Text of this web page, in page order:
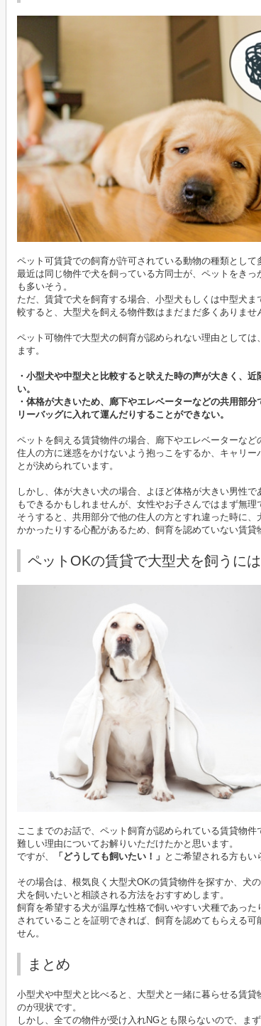
ペット可賃貸での飼育が許可されている動物の種類として
最近は同じ物件で犬を飼っている方同士が、ペットをきっ
も多いそう。
ただ、賃貸で犬を飼育する場合、小型犬もしくは中型犬ま
較すると、大型犬を飼える物件数はまだまだ多くありませ
ペット可物件で大型犬の飼育が認められない理由としては
ます。
・小型犬や中型犬と比較すると吠えた時の声が大きく、
い。
・体格が大きいため、廊下やエレベーターなどの共用部分
リーバッグに入れて運んだりすることができない。
ペットを飼える賃貸物件の場合、廊下やエレベーターなど
住人の方に迷惑をかけないよう抱っこをするか、キャリー
とが決められています。
しかし、体が大きい犬の場合、よほど体格が大きい男性で
もできるかもしれませんが、女性やお子さんではまず無理
そうすると、共用部分で他の住人の方とすれ違った時に、
かかったりする心配があるため、飼育を認めていない賃貸
ペットOKの賃貸で大型犬を飼うには
ここまでのお話で、ペット飼育が認められている賃貸物
難しい理由についてお解りいただけたかと思います。
ですが、
「どうしても飼いたい！」 とご希望される方もい
その場合は、根気良く大型犬OKの賃貸物件を探すか、犬
犬を飼いたいと相談される方法をおすすめします。
飼育を希望する犬が温厚な性格で飼いやすい犬種であった
されていることを証明できれば、飼育を認めてもらえる可
せん。
まとめ
小型犬や中型犬と比べると、大型犬と一緒に暮らせる賃貸
のが現状です。
しかし、全ての物件が受け入れNGとも限らないので、ま